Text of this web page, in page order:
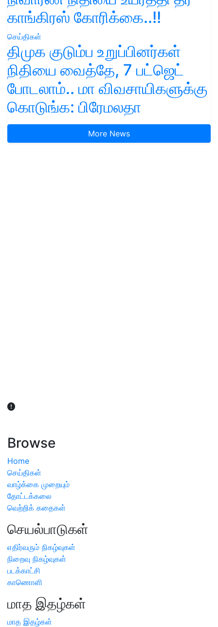
காங்கிரஸ் கோரிக்கை..!!
செய்திகள்
திமுக குடும்ப உறுப்பினர்கள்
நிதியை வைத்தே, 7 பட்ஜெட்
போடலாம்.. மா விவசாயிகளுக்கு
கொடுங்க: பிரேமலதா
More News
Browse
Home
செய்திகள்
வாழ்க்கை முறையும்
தோட்டக்கலை
வெற்றிக் கதைகள்
செயல்பாடுகள்
எதிர்வரும் நிகழ்வுகள்
நிறைவு நிகழ்வுகள்
படக்காட்சி
காணொளி
மாத இதழ்கள்
மாத இதழ்கள்